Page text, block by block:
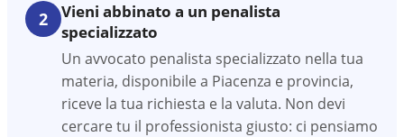
2
Vieni abbinato a un penalista
specializzato
Un avvocato penalista specializzato nella tua
materia, disponibile a Piacenza e provincia,
riceve la tua richiesta e la valuta. Non devi
cercare tu il professionista giusto: ci pensiamo